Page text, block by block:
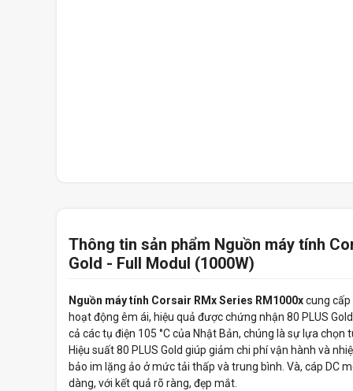
Thông tin sản phẩm Nguồn máy tính
Gold - Full Modul (1000W)
Nguồn máy tính Corsair RMx Series RM1000xcung cấp
hoạt động êm ái, hiệu quả được chứng nhận 80 PLUS
cả các tụ điện 105 °C của Nhật Bản, chúng là sự lựa chọn
Hiệu suất 80 PLUS Gold giúp giảm chi phí vận hành và
bảo im lặng ảo ở mức tải thấp và trung bình. Và, cáp DC
dàng, với kết quả rõ ràng, đẹp mắt.